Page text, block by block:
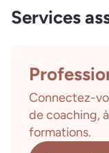
Services
Connectez-
de coaching,
formations.